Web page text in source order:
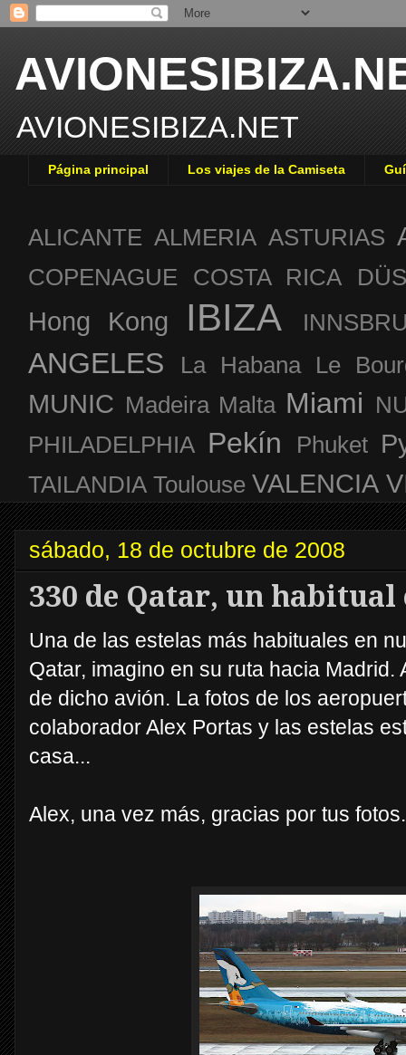
AVIONESIBIZA.NET
Página principal Los viajes de la Camiseta
ALICANTE ALMERIA ASTURIAS
COPENAGUE COSTA RICA
Hong Kong IBIZA
ANGELES La Habana Le
MUNIC Madeira Malta Miami
PHILADELPHIA Pekín Phuket
TAILANDIA Toulouse VALENCIA
sábado, 18 de octubre de 2008
330 de Qatar, un habitual
Una de las estelas más habituales en
Qatar, imagino en su ruta hacia
de dicho avión. La fotos de los
colaborador Alex Portas y las estelas
casa...
Alex, una vez más, gracias por tus